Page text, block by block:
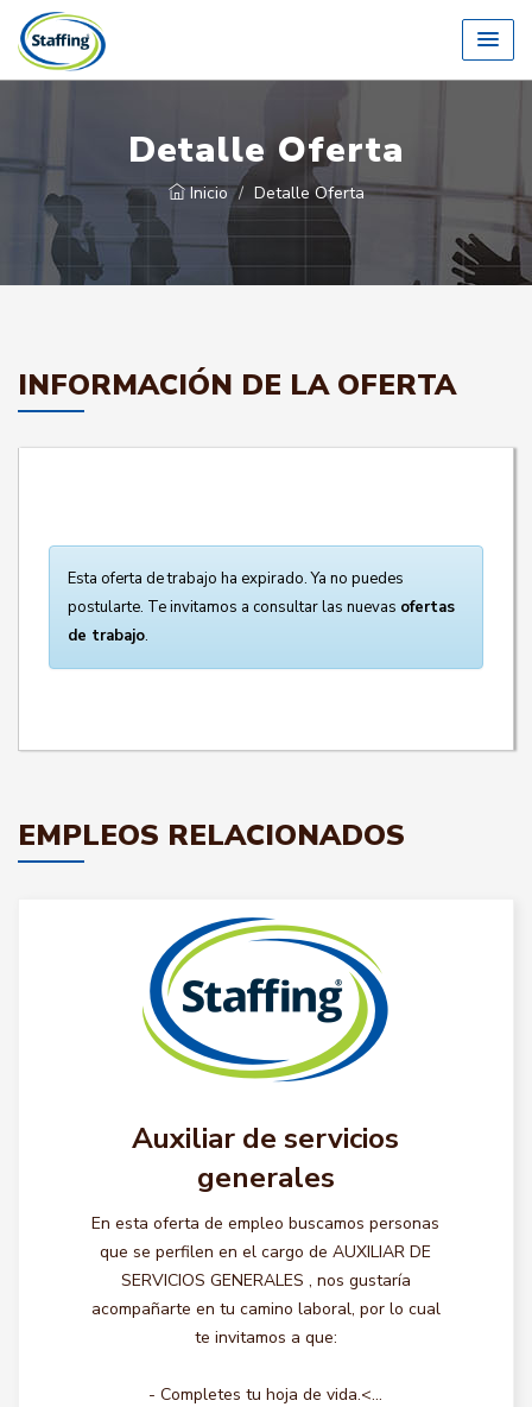
Detalle Oferta
Inicio Detalle Oferta
INFORMACIÓN DE LA OFERTA
Esta oferta de trabajo ha expirado. Ya no puedes
postularte. Te invitamos a consultar las nuevas ofertas
de trabajo.
EMPLEOS RELACIONADOS
Auxiliar de servicios
generales
En esta oferta de empleo buscamos personas
que se perfilen en el cargo de AUXILIAR DE
SERVICIOS GENERALES , nos gustaría
acompañarte en tu camino laboral, por lo cual
te invitamos a que:
- Completes tu hoja de vida.<...